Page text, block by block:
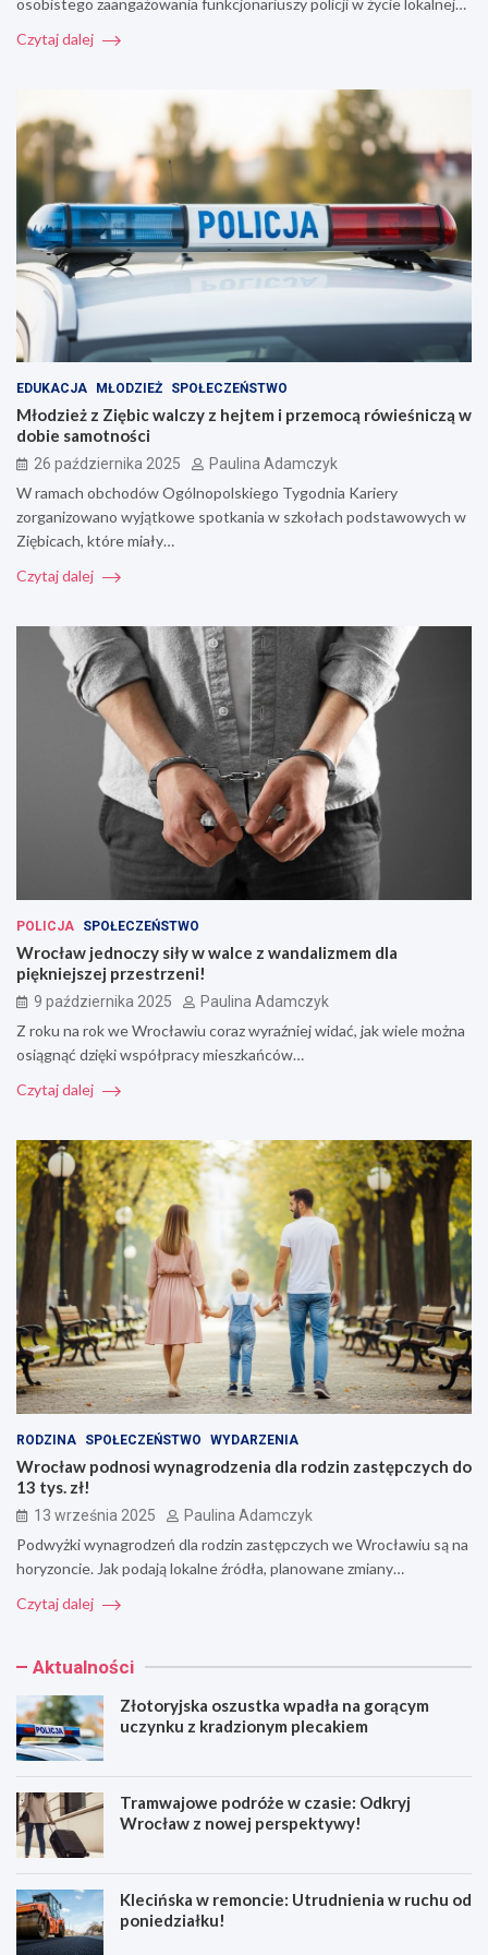
Czytaj dalej
EDUKACJA MŁODZIEŻ SPOŁECZEŃSTWO
Młodzież z Ziębic walczy z hejtem i przemocą rówieśniczą w
dobie samotności
26 października 2025 Paulina Adamczyk
W ramach obchodów Ogólnopolskiego Tygodnia Kariery
zorganizowano wyjątkowe spotkania w szkołach podstawowych w
Ziębicach, które miały…
Czytaj dalej
POLICJA SPOŁECZEŃSTWO
Wrocław jednoczy siły w walce z wandalizmem dla
piękniejszej przestrzeni!
9 października 2025 Paulina Adamczyk
Z roku na rok we Wrocławiu coraz wyraźniej widać, jak wiele można
osiągnąć dzięki współpracy mieszkańców…
Czytaj dalej
RODZINA SPOŁECZEŃSTWO WYDARZENIA
Wrocław podnosi wynagrodzenia dla rodzin zastępczych do
13 tys. zł!
13 września 2025 Paulina Adamczyk
Podwyżki wynagrodzeń dla rodzin zastępczych we Wrocławiu są na
horyzoncie. Jak podają lokalne źródła, planowane zmiany…
Czytaj dalej
Aktualności
Złotoryjska oszustka wpadła na gorącym
uczynku z kradzionym plecakiem
Tramwajowe podróże w czasie: Odkryj
Wrocław z nowej perspektywy!
Klecińska w remoncie: Utrudnienia w ruchu od
poniedziałku!